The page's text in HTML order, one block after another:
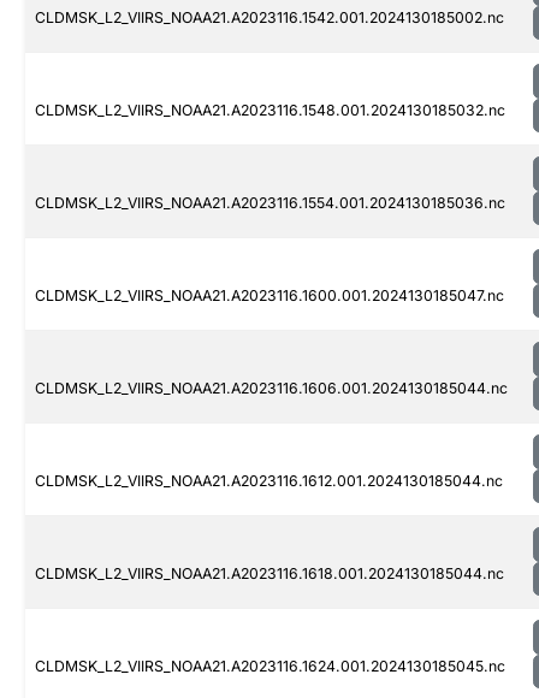
CLDMSK_L2_VIIRS_NOAA21.A2023116.1542.001.2024130185002.nc
CLDMSK_L2_VIIRS_NOAA21.A2023116.1548.001.2024130185032.nc
CLDMSK_L2_VIIRS_NOAA21.A2023116.1554.001.2024130185036.nc
CLDMSK_L2_VIIRS_NOAA21.A2023116.1600.001.2024130185047.nc
CLDMSK_L2_VIIRS_NOAA21.A2023116.1606.001.2024130185044.nc
CLDMSK_L2_VIIRS_NOAA21.A2023116.1612.001.2024130185044.nc
CLDMSK_L2_VIIRS_NOAA21.A2023116.1618.001.2024130185044.nc
CLDMSK_L2_VIIRS_NOAA21.A2023116.1624.001.2024130185045.nc